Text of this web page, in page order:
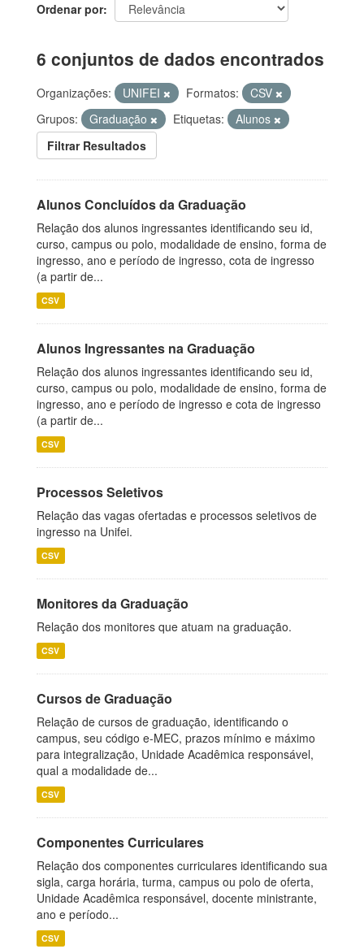
Ordenar por
6 conjuntos de dados encontrados
Organizações: UNIFEI Formatos:
CSV
Grupos:
Graduação Etiquetas:
Alunos
Filtrar Resultados
Alunos Concluídos da Graduação
Relação dos alunos ingressantes identificando seu id,
curso, campus ou polo, modalidade de ensino, forma de
ingresso, ano e período de ingresso, cota de ingresso
(a partir de...
CSV
Alunos Ingressantes na Graduação
Relação dos alunos ingressantes identificando seu id,
curso, campus ou polo, modalidade de ensino, forma de
ingresso, ano e período de ingresso e cota de ingresso
(a partir de...
CSV
Processos Seletivos
Relação das vagas ofertadas e processos seletivos de
ingresso na Unifei.
CSV
Monitores da Graduação
Relação dos monitores que atuam na graduação.
CSV
Cursos de Graduação
Relação de cursos de graduação, identificando o
campus, seu código e-MEC, prazos mínimo e máximo
para integralização, Unidade Acadêmica responsável,
qual a modalidade de...
CSV
Componentes Curriculares
Relação dos componentes curriculares identificando sua
sigla, carga horária, turma, campus ou polo de oferta,
Unidade Acadêmica responsável, docente ministrante,
ano e período...
CSV